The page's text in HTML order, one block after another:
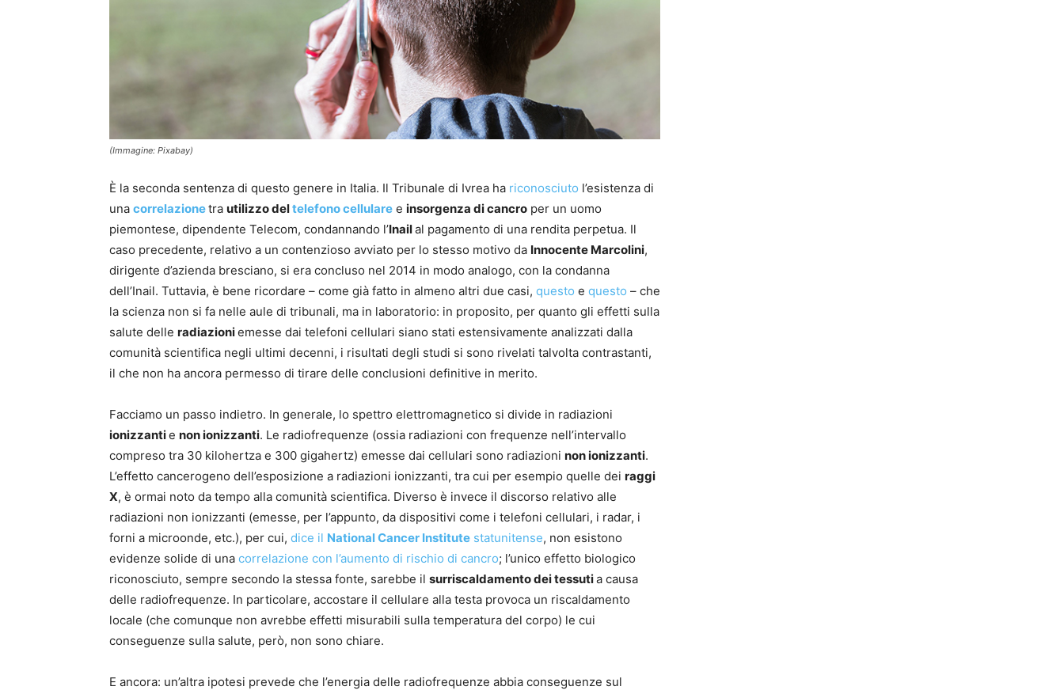
(Immagine: Pixabay)
È la seconda sentenza di questo genere in Italia. Il Tribunale di Ivrea ha riconosciuto l’esistenza di
una correlazionetra utilizzo deltelefono cellulare e insorgenza di cancro per un uomo
piemontese, dipendente Telecom, condannando l’Inailal pagamento di una rendita perpetua. Il
caso precedente, relativo a un contenzioso avviato per lo stesso motivo da Innocente Marcolini,
dirigente d’azienda bresciano, si era concluso nel 2014 in modo analogo, con la condanna
dell’Inail. Tuttavia, è bene ricordare – come già fatto in almeno altri due casi, questo e questo – che
la scienza non si fa nelle aule di tribunali, ma in laboratorio: in proposito, per quanto gli effetti sulla
salute delle radiazioniemesse dai telefoni cellulari siano stati estensivamente analizzati dalla
comunità scientifica negli ultimi decenni, i risultati degli studi si sono rivelati talvolta contrastanti,
il che non ha ancora permesso di tirare delle conclusioni definitive in merito.
Facciamo un passo indietro. In generale, lo spettro elettromagnetico si divide in radiazioni
ionizzantie non ionizzanti. Le radiofrequenze (ossia radiazioni con frequenze nell’intervallo
compreso tra 30 kilohertza e 300 gigahertz) emesse dai cellulari sono radiazioni non ionizzanti.
L’effetto cancerogeno dell’esposizione a radiazioni ionizzanti, tra cui per esempio quelle dei raggi
X, è ormai noto da tempo alla comunità scientifica. Diverso è invece il discorso relativo alle
radiazioni non ionizzanti (emesse, per l’appunto, da dispositivi come i telefoni cellulari, i radar, i
forni a microonde, etc.), per cui, dice il National Cancer Institute statunitense, non esistono
evidenze solide di una correlazione con l’aumento di rischio di cancro; l’unico effetto biologico
riconosciuto, sempre secondo la stessa fonte, sarebbe il surriscaldamento dei tessutia causa
delle radiofrequenze. In particolare, accostare il cellulare alla testa provoca un riscaldamento
locale (che comunque non avrebbe effetti misurabili sulla temperatura del corpo) le cui
conseguenze sulla salute, però, non sono chiare.
E ancora: un’altra ipotesi prevede che l’energia delle radiofrequenze abbia conseguenze sul